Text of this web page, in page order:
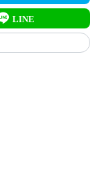
LINE